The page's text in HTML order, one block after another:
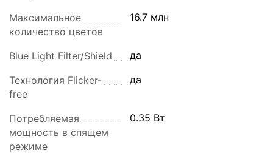
Максимальное
количество цветов
16.7 млн
Blue Light Filter/Shield да
Технология Flicker-
free
да
Потребляемая
мощность в спящем
режиме
0.35 Вт